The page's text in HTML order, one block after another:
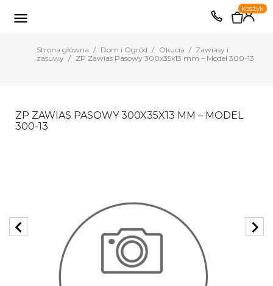
EUR PLN

0
koszyk
Strona główna Dom i Ogród Okucia
Zawiasy i
zasuwy
ZP Zawias Pasowy 300x35x13 mm – Model 300-13
ZP ZAWIAS PASOWY 300X35X13 MM – MODEL
300-13
chevron_left chevron_right